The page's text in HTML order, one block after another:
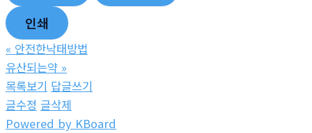
인쇄
« 안전한낙­태방법
유산되는약 »
목록보기 답글쓰기
글수정 글삭제
Powered by KBoard